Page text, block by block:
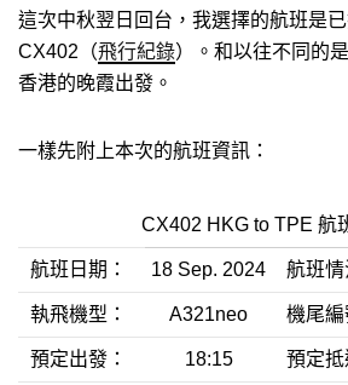
這次中秋翌日回台，我選擇的航班是
CX402（飛行紀錄）。和以往不同的
香港的晚霞出發。
一樣先附上本次的航班資訊：
CX402 HKG to TPE 航
航班日期： 18 Sep. 2024 航班情
執飛機型： A321neo 機尾編
預定出發： 18:15 預定抵